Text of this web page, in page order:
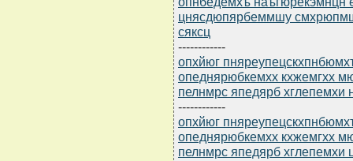
цнясдюпярбеммшу
сяксц
------------
опхйюг
опеднярюбкемхх кхжемгхх
пелнмрс япедярб
------------
опхйюг
опеднярюбкемхх кхжемгхх
пелнмрс япедярб хглепемхи